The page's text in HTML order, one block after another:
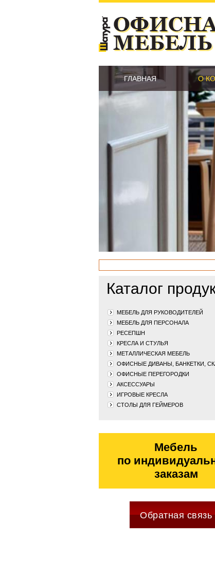
ГЛАВНАЯ О
Каталог
МЕБЕЛЬ ДЛЯ РУКОВОДИТЕЛЕЙ
МЕБЕЛЬ ДЛЯ ПЕРСОНАЛА
РЕСЕПШН
КРЕСЛА И СТУЛЬЯ
МЕТАЛЛИЧЕСКАЯ МЕБЕЛЬ
ОФИСНЫЕ ДИВАНЫ, БАНКЕТКИ,
ОФИСНЫЕ ПЕРЕГОРОДКИ
АКСЕССУАРЫ
ИГРОВЫЕ КРЕСЛА
СТОЛЫ ДЛЯ ГЕЙМЕРОВ
Мебель
по
заказам
Обратная связь